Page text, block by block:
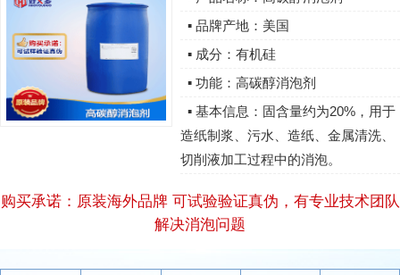
▪ 品牌产地：美国
▪ 成分：有机硅
▪ 功能：高碳醇消泡剂
▪ 基本信息：固含量约为20%，用于
造纸制浆、污水、造纸、金属清洗、
切削液加工过程中的消泡。
购买承诺：原装海外品牌 可试验验证真伪，有专业技术团队
解决消泡问题